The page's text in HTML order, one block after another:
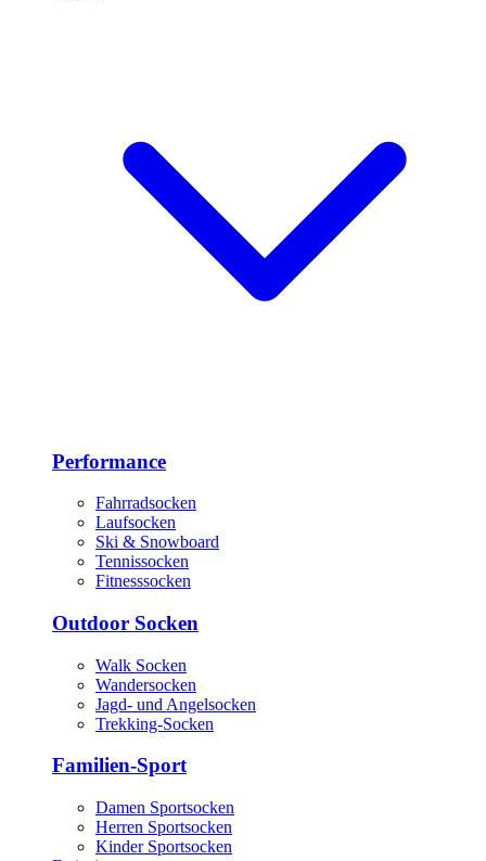
Performance
Fahrradsocken
Laufsocken
Ski & Snowboard
Tennissocken
Fitnesssocken
Outdoor Socken
Walk Socken
Wandersocken
Jagd- und Angelsocken
Trekking-Socken
Familien-Sport
Damen Sportsocken
Herren Sportsocken
Kinder Sportsocken